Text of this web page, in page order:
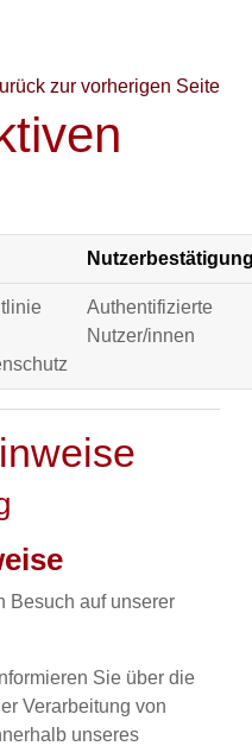
zur vorherigen Seite
Authentifizierte
Nutzer/innen
Besuch auf unserer
Sie über die
Verarbeitung von
unseres